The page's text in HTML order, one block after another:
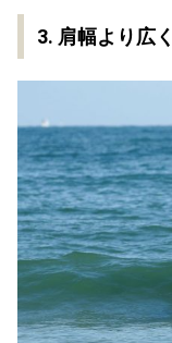
3. 肩幅より広